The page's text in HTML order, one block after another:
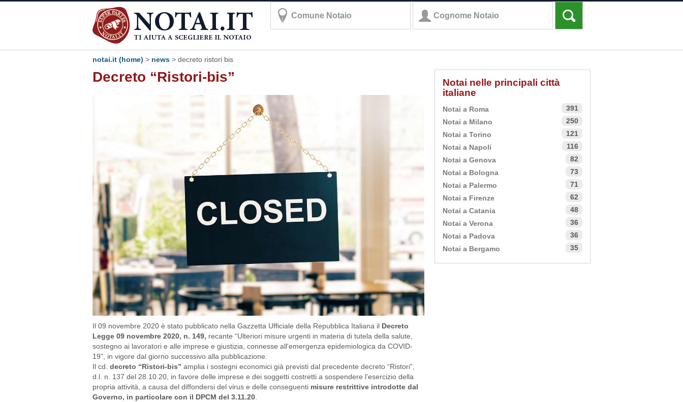
notai.it (home) > news > decreto ristori bis
Decreto “Ristori-bis”
Il 09 novembre 2020 è stato pubblicato nella Gazzetta Ufficiale della Repubblica Italiana il Decreto
Legge 09 novembre 2020, n. 149, recante “Ulteriori misure urgenti in materia di tutela della salute,
sostegno ai lavoratori e alle imprese e giustizia, connesse all'emergenza epidemiologica da COVID-
19”, in vigore dal giorno successivo alla pubblicazione.
Il cd. decreto “Ristori-bis” amplia i sostegni economici già previsti dal precedente decreto “Ristori”,
d.l. n. 137 del 28.10.20, in favore delle imprese e dei soggetti costretti a sospendere l’esercizio della
propria attività, a causa del diffondersi del virus e delle conseguenti misure restrittive introdotte dal
Governo, in particolare con il DPCM del 3.11.20.
Notai nelle principali città
italiane
Notai a Roma
391
Notai a Milano
250
Notai a Torino
121
Notai a Napoli
116
Notai a Genova
82
Notai a Bologna
73
Notai a Palermo
71
Notai a Firenze
62
Notai a Catania
48
Notai a Verona
36
Notai a Padova
36
Notai a Bergamo
35